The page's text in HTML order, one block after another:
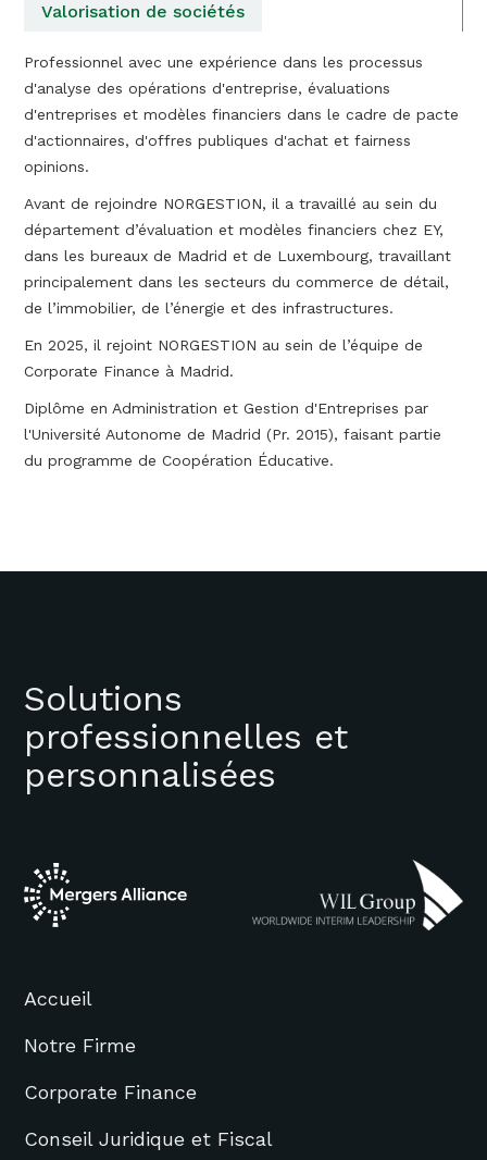
Valorisation de sociétés
Professionnel avec une expérience dans les processus
d'analyse des opérations d'entreprise, évaluations
d'entreprises et modèles financiers dans le cadre de pacte
d'actionnaires, d'offres publiques d'achat et fairness
opinions.
Avant de rejoindre NORGESTION, il a travaillé au sein du
département d’évaluation et modèles financiers chez EY,
dans les bureaux de Madrid et de Luxembourg, travaillant
principalement dans les secteurs du commerce de détail,
de l’immobilier, de l’énergie et des infrastructures.
En 2025, il rejoint NORGESTION au sein de l’équipe de
Corporate Finance à Madrid.
Diplôme en Administration et Gestion d'Entreprises par
l'Université Autonome de Madrid (Pr. 2015), faisant partie
du programme de Coopération Éducative.
Solutions
professionnelles et
personnalisées
Accueil
Notre Firme
Corporate Finance
Conseil Juridique et Fiscal